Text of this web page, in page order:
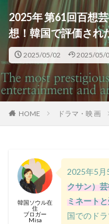
2025年 第61回百想
想！韓国で評価され
2025/05/02 2025/05/
HOME ドラマ・映 画
韓国ソウル在
住
ブロガー
Misa
2025年5月
クサン）
ミネート
国でのド